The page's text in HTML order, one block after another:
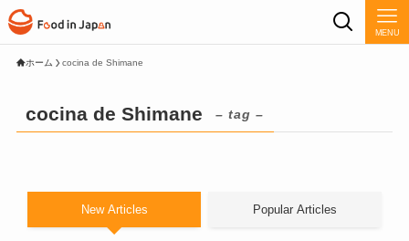
MENU
ホーム cocina de Shimane
cocina de Shimane – tag –
New Articles Popular Articles